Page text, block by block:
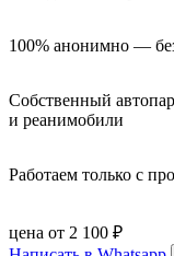
100% анонимно —
Собственный
и реанимобили
Работаем только с
цена от 2 100 ₽